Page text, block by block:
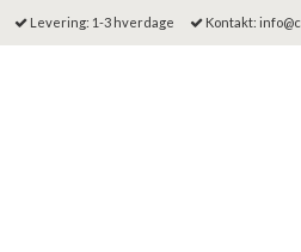
Levering: 1-3 hverdage Kontakt: